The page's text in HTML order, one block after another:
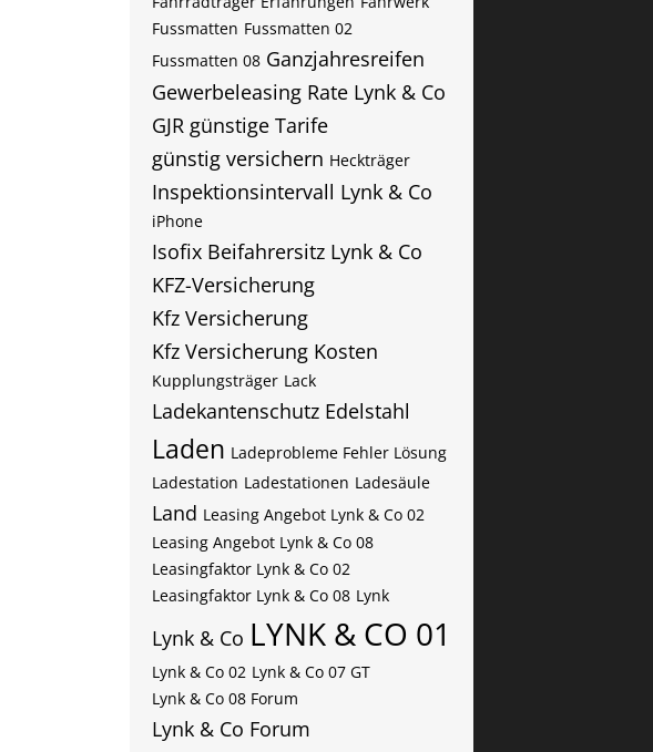
Fussmatten Fussmatten 02
Fussmatten 08 Ganzjahresreifen
Gewerbeleasing Rate Lynk & Co
GJR günstige Tarife
günstig versichern Heckträger
Inspektionsintervall Lynk & Co
iPhone
Isofix Beifahrersitz Lynk & Co
KFZ-Versicherung
Kfz Versicherung
Kfz Versicherung Kosten
Kupplungsträger Lack
Ladekantenschutz Edelstahl
Laden Ladeprobleme Fehler Lösung
Ladestation Ladestationen Ladesäule
Land Leasing Angebot Lynk & Co 02
Leasing Angebot Lynk & Co 08
Leasingfaktor Lynk & Co 02
Leasingfaktor Lynk & Co 08 Lynk
Lynk & Co LYNK & CO 01
Lynk & Co 02 Lynk & Co 07 GT
Lynk & Co 08 Forum
Lynk & Co Forum